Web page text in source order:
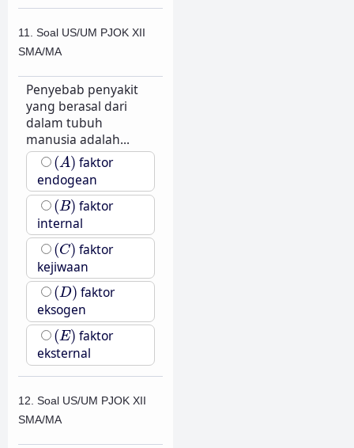
11. Soal US/UM PJOK XII
SMA/MA
Penyebab penyakit
yang berasal dari
dalam tubuh
manusia adalah...
(A)
(A) faktor
endogean
(B)
(B) faktor
internal
(C)
(C) faktor
kejiwaan
(D)
(D) faktor
eksogen
(E)
(E) faktor
eksternal
12. Soal US/UM PJOK XII
SMA/MA